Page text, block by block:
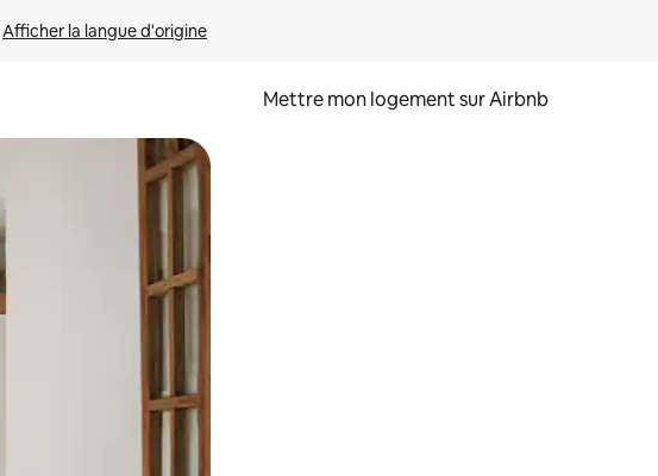
Afficher la langue d'origine
Mettre mon logement sur Airbnb